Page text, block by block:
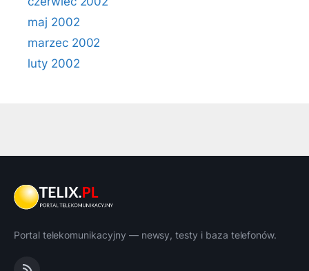
maj 2002
marzec 2002
luty 2002
Portal telekomunikacyjny — newsy, testy i baza telefonów.